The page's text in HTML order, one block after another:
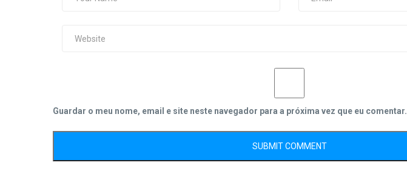
Guardar o meu nome, email e site neste navegador para a próxima vez que eu comentar.